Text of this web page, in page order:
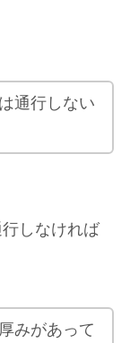
通行しない
しなければ
みがあって